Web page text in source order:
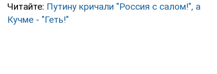
Читайте: Путину кричали "Россия с салом!", а
Кучме - "Геть!"